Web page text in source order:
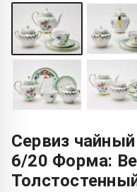
Сервиз
6/20 Форма: